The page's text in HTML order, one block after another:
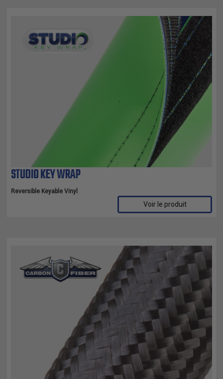
STUDIO KEY WRAP
Reversible Keyable Vinyl
Voir le produit